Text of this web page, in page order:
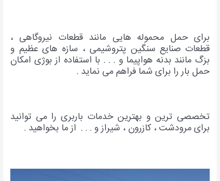
برای حمل محموله هایی مانند قطعات نیروگاهی ،
قطعات صنایع سنگین پتروشیمی ، سازه های عظیم و
بزگ مانند بدنه هواپیما و . . . با استفاده از بوژی امکان
حمل بار را برای شما فراهم می نماید .
تخصصی ترین و بهترین خدمات باربری را می توانید
برای مرودشت ، کازرون ، شیراز و . . . از ما بخواهید .